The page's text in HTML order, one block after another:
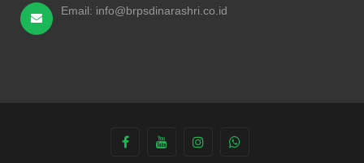
Email: info@brpsdinarashri.co.id